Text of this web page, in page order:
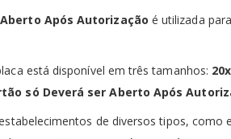
Após Autorização é utilizada
está disponível em três tamanhos:
só Deverá ser Aberto Após
de diversos tipos,